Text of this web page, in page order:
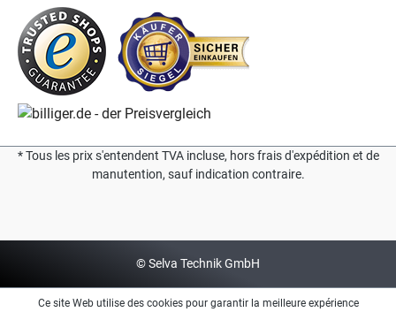
* Tous les prix s'entendent TVA incluse, hors frais d'expédition et de
manutention, sauf indication contraire.
© Selva Technik GmbH
Ce site Web utilise des cookies pour garantir la meilleure expérience